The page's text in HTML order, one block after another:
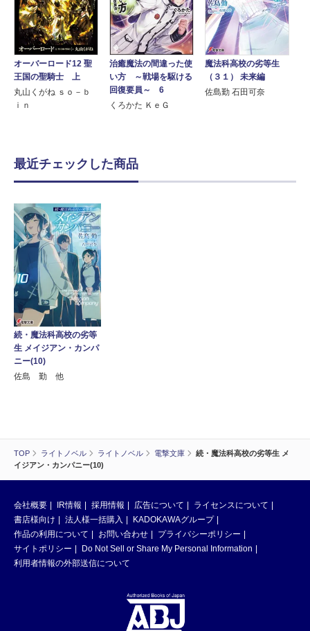
TOP ライトノベル ライトノベル 電撃文庫
続・魔法科高校の劣等生 メ
イジアン・カンパニー(10)
オーバーロード12 聖
王国の聖騎士 上
丸山くがね ｓｏ－ｂ
ｉｎ
治癒魔法の間違った使
い方 ～戦場を駆ける
回復要員～ 6
くろかた ＫｅＧ
魔法科高校の劣等生
（３１） 未来編
佐島勤 石田可奈
最近チェックした商品
続・魔法科高校の劣等
生 メイジアン・カンパ
ニー(10)
佐島 勤 他
会社概要 IR情報 採用情報 広告について
ライセンスについて
書店様向け
法人様一括購入
KADOKAWAグループ
作品の利用について
お問い合わせ
プライバシーポリシー
サイトポリシー
Do Not Sell or Share My Personal Information
利用者情報の外部送信について